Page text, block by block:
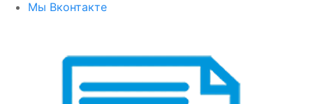
Мы Вконтакте